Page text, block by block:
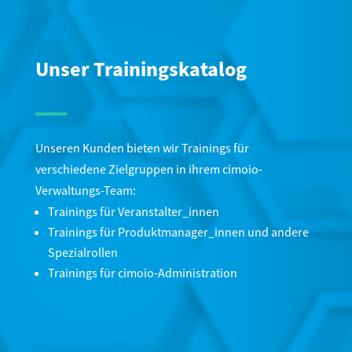
Unser Trainingskatalog
Unseren Kunden bieten wir Trainings für
verschiedene Zielgruppen in ihrem cimoio-
Verwaltungs-Team:
Trainings für Veranstalter_innen
Trainings für Produktmanager_innen und andere
Spezialrollen
Trainings für cimoio-Administration